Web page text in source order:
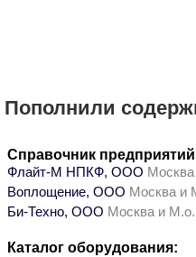
Пополнили
Справочник
Флайт-М НПКФ, ООО
Воплощение, ООО Москва и
Би-Техно, ООО Москва и М.о.
Каталог оборудования: